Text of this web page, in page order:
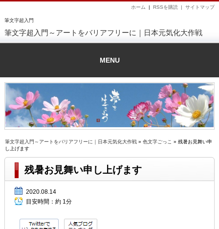
筆文字超入門
サイトマップ
RSSを購読 |
ホーム |
筆文字超入門～アートをバリアフリーに｜日本元気化大作戦
MENU
筆文字超入門～アートをバリアフリーに｜日本元気化大作戦 » 色文字ごっこ » 残暑お見舞い申
し上げます
残暑お見舞い申し上げます
2020.08.14
目安時間： 約 1分